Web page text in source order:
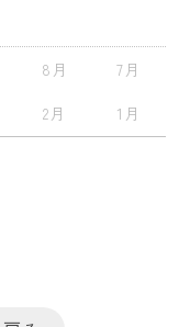
8月 7月
2月 1月